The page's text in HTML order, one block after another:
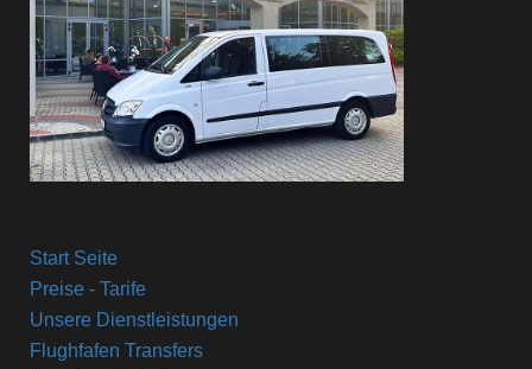
Start Seite
Preise - Tarife
Unsere Dienstleistungen
Flughfafen Transfers